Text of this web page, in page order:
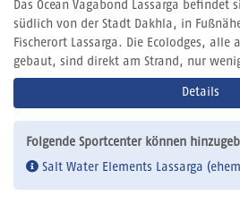
Das Ocean Vagabond Lassarga befindet
südlich von der Stadt Dakhla, in
Fischerort Lassarga. Die Ecolodges, alle
gebaut, sind direkt am Strand, nur
Details
Folgende Sportcenter können
Salt Water Elements Lassarga